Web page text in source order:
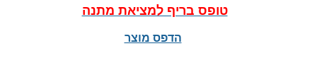
טופס בריף למציאת מתנה
הדפס מוצר